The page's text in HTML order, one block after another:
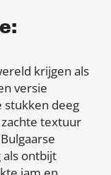
krijgen als
versie
stukken deeg
textuur
ontbijt